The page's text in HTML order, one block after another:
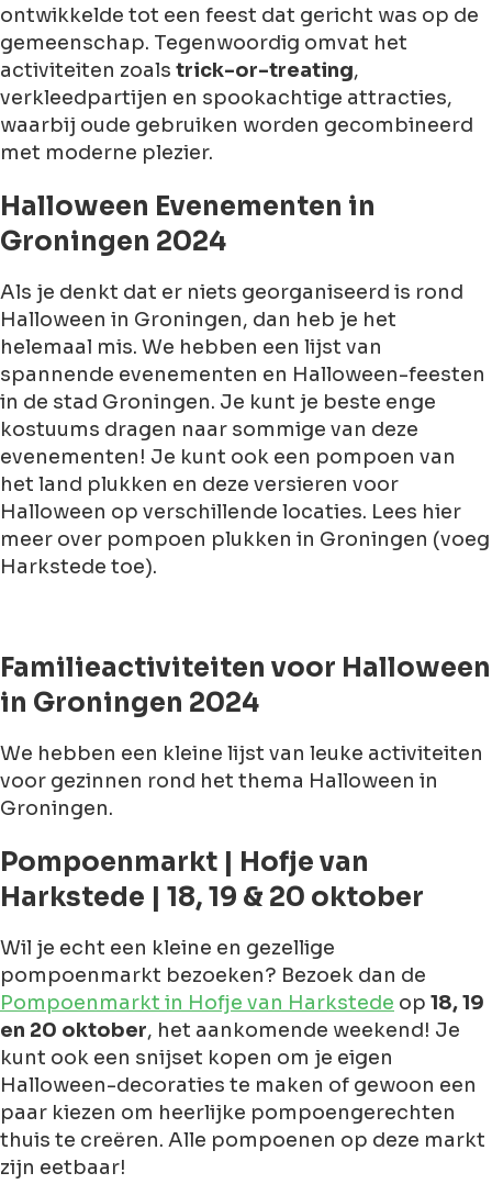
ontwikkelde tot een feest dat gericht was op de
gemeenschap. Tegenwoordig omvat het
activiteiten zoals trick-or-treating,
verkleedpartijen en spookachtige attracties,
waarbij oude gebruiken worden gecombineerd
met moderne plezier.
Halloween Evenementen in
Groningen 2024
Als je denkt dat er niets georganiseerd is rond
Halloween in Groningen, dan heb je het
helemaal mis. We hebben een lijst van
spannende evenementen en Halloween-feesten
in de stad Groningen. Je kunt je beste enge
kostuums dragen naar sommige van deze
evenementen! Je kunt ook een pompoen van
het land plukken en deze versieren voor
Halloween op verschillende locaties. Lees hier
meer over pompoen plukken in Groningen (voeg
Harkstede toe).
Familieactiviteiten voor Halloween
in Groningen 2024
We hebben een kleine lijst van leuke activiteiten
voor gezinnen rond het thema Halloween in
Groningen.
Pompoenmarkt | Hofje van
Harkstede | 18, 19 & 20 oktober
Wil je echt een kleine en gezellige
pompoenmarkt bezoeken? Bezoek dan de
Pompoenmarkt in Hofje van Harkstede op 18, 19
en 20 oktober, het aankomende weekend! Je
kunt ook een snijset kopen om je eigen
Halloween-decoraties te maken of gewoon een
paar kiezen om heerlijke pompoengerechten
thuis te creëren. Alle pompoenen op deze markt
zijn eetbaar!